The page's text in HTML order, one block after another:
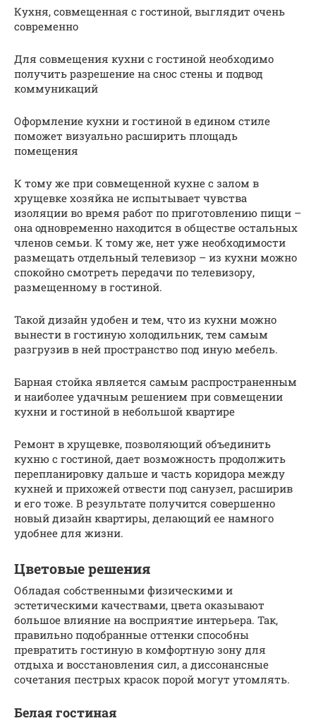
Кухня, совмещенная с гостиной, выглядит очень
современно
Для совмещения кухни с гостиной необходимо
получить разрешение на снос стены и подвод
коммуникаций
Оформление кухни и гостиной в едином стиле
поможет визуально расширить площадь
помещения
К тому же при совмещенной кухне с залом в
хрущевке хозяйка не испытывает чувства
изоляции во время работ по приготовлению пищи –
она одновременно находится в обществе остальных
членов семьи. К тому же, нет уже необходимости
размещать отдельный телевизор – из кухни можно
спокойно смотреть передачи по телевизору,
размещенному в гостиной.
Такой дизайн удобен и тем, что из кухни можно
вынести в гостиную холодильник, тем самым
разгрузив в ней пространство под иную мебель.
Барная стойка является самым распространенным
и наиболее удачным решением при совмещении
кухни и гостиной в небольшой квартире
Ремонт в хрущевке, позволяющий объединить
кухню с гостиной, дает возможность продолжить
перепланировку дальше и часть коридора между
кухней и прихожей отвести под санузел, расширив
и его тоже. В результате получится совершенно
новый дизайн квартиры, делающий ее намного
удобнее для жизни.
Цветовые решения
Обладая собственными физическими и
эстетическими качествами, цвета оказывают
большое влияние на восприятие интерьера. Так,
правильно подобранные оттенки способны
превратить гостиную в комфортную зону для
отдыха и восстановления сил, а диссонансные
сочетания пестрых красок порой могут утомлять.
Белая гостиная